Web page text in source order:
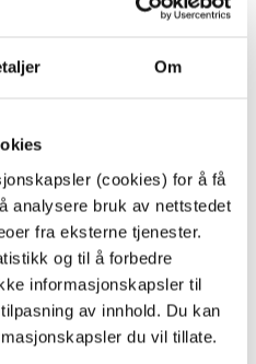
Om
(cookies) for å få
analysere bruk av nettstedet
fra eksterne tjenester.
og til å forbedre
informasjonskapsler til
av innhold. Du kan
du vil tillate.
nettsider